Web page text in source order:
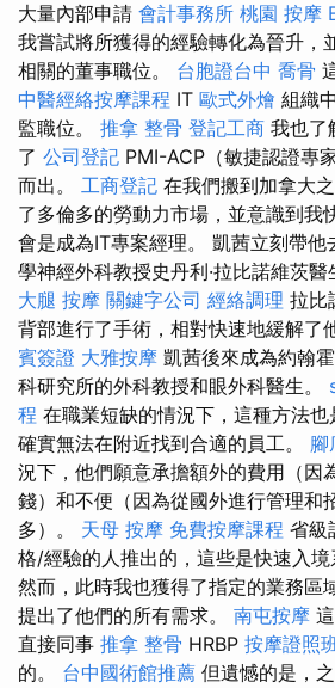
大量內部申請 會計事務所 桃園 按摩
我嘗試將所獲得的經驗轉化為晉升，
相關的董事職位。 台胞證台中 喬骨
中醫經絡按摩課程 IT 歐式外燴 組織
監職位。 推拿 整骨 登記工商 我也了
了 公司登記 PMI-ACP（敏捷認證專
而出。 工商登記 在我們搬到加拿大
了多倫多的勞動力市場，並意識到我
會是成為IT專案經理。 凱茜立刻帶他
學神經外科教授史丹利·拉比諾維茨醫
大腿 按摩 關鍵字公司 經絡調理 拉比
背部進行了手術，相對快速地緩解了
賓簽證 大雅按摩 凱茜後來成為約翰
科研究所的外科教授和眼外科醫生。
程 在職業短缺的情況下，這種方法
確實無法在附近找到合適的員工。 腳
況下，他們願意承擔額外的費用（因
錢）和不便（因為從國外進行管理和
多）。 天母 按摩 免費按摩課程 省級
格/經驗的人推出的，這些是快速入境
然而，此時我也獲得了指定的業務區
提出了他們的所有需求。 南屯按摩
直接同事 推拿 整骨 HRBP 按摩證照
的。 台中國術館推薦 但遺憾的是，